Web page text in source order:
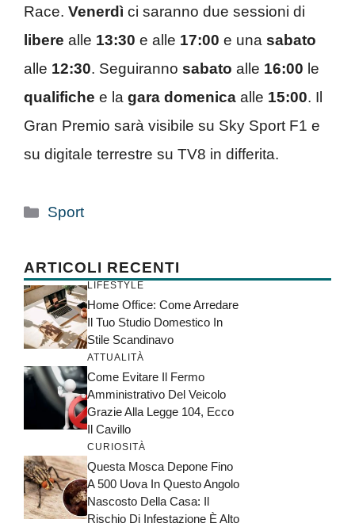
Race. Venerdì ci saranno due sessioni di
libere alle 13:30 e alle 17:00 e una sabato
alle 12:30. Seguiranno sabato alle 16:00 le
qualifiche e la gara domenica alle 15:00. Il
Gran Premio sarà visibile su Sky Sport F1 e
su digitale terrestre su TV8 in differita.
Categorie
Sport
ARTICOLI RECENTI
LIFESTYLE
Home Office: Come Arredare
Il Tuo Studio Domestico In
Stile Scandinavo
ATTUALITÀ
Come Evitare Il Fermo
Amministrativo Del Veicolo
Grazie Alla Legge 104, Ecco
Il Cavillo
CURIOSITÀ
Questa Mosca Depone Fino
A 500 Uova In Questo Angolo
Nascosto Della Casa: Il
Rischio Di Infestazione È Alto